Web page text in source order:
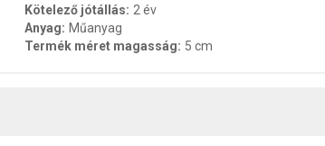
Kötelező jótállás: 2 év
Anyag: Műanyag
Termék méret magasság: 5 cm